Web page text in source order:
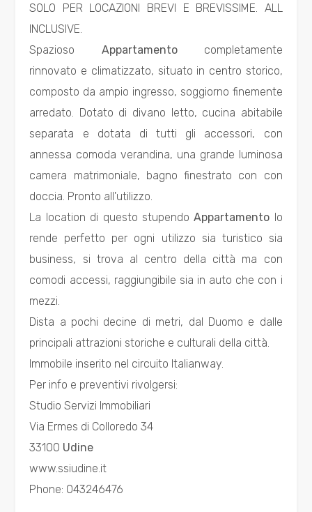
SOLO PER LOCAZIONI BREVI E BREVISSIME. ALL
INCLUSIVE.
Spazioso Appartamentocompletamente
rinnovato e climatizzato, situato in centro storico,
composto da ampio ingresso, soggiorno finemente
arredato. Dotato di divano letto, cucina abitabile
separata e dotata di tutti gli accessori, con
annessa comoda verandina, una grande luminosa
camera matrimoniale, bagno finestrato con con
doccia. Pronto all'utilizzo.
La location di questo stupendoAppartamento lo
rende perfetto per ogni utilizzo sia turistico sia
business, si trova al centro della città ma con
comodi accessi, raggiungibile sia in auto che con i
mezzi.
Dista a pochi decine di metri, dal Duomo e dalle
principali attrazioni storiche e culturali della città.
Immobile inserito nel circuito Italianway.
Per info e preventivi rivolgersi:
Studio Servizi Immobiliari
Via Ermes di Colloredo 34
33100 Udine
www.ssiudine.it
Phone: 043246476
Prezzo
Totale
mq
Locali
minimi
Qualsiasi
1
2